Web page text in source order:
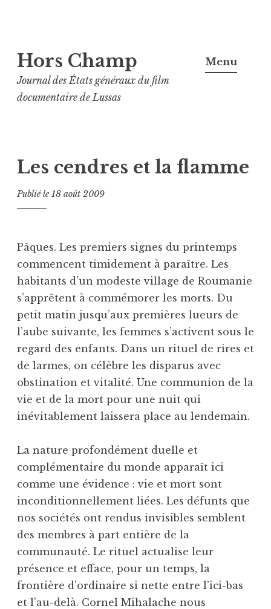
au
contenu
principal
Hors Champ
Journal des États généraux du film
documentaire de Lussas
Menu
Les cendres et la flamme
Publié le18 août 2009
Pâques. Les premiers signes du printemps
commencent timidement à paraître. Les
habitants d’un modeste village de Roumanie
s’apprêtent à commémorer les morts. Du
petit matin jusqu’aux premières lueurs de
l’aube suivante, les femmes s’activent sous le
regard des enfants. Dans un rituel de rires et
de larmes, on célèbre les disparus avec
obstination et vitalité. Une communion de la
vie et de la mort pour une nuit qui
inévitablement laissera place au lendemain.
La nature profondément duelle et
complémentaire du monde apparaît ici
comme une évidence : vie et mort sont
inconditionnellement liées. Les défunts que
nos sociétés ont rendus invisibles semblent
des membres à part entière de la
communauté. Le rituel actualise leur
présence et efface, pour un temps, la
frontière d’ordinaire si nette entre l’ici-bas
et l’au-delà. Cornel Mihalache nous